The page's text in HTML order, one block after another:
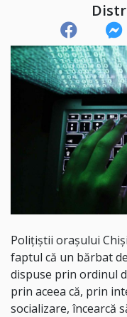
Polițiștii orașului
faptul că un bărbat
dispuse prin ordinul
prin aceea că, prin
socializare, încearcă